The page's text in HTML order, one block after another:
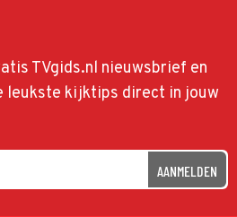
TVgids.nl nieuwsbrief en
leukste kijktips direct in jouw
AANMELDEN